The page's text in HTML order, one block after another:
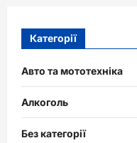
Категорії
Авто та мототехніка
Алкоголь
Без категорії